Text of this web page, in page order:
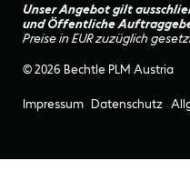
Unser Angebot gilt
und Öffentliche
Preise in EUR zuzüglich
© 2026 Bechtle PLM Austria
Impressum Datenschutz